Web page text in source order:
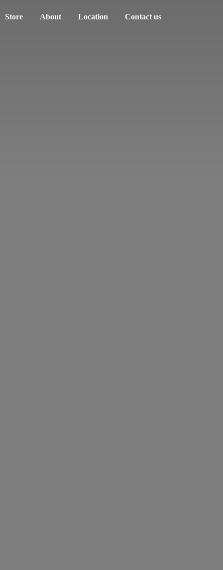
Store About Location Contact us